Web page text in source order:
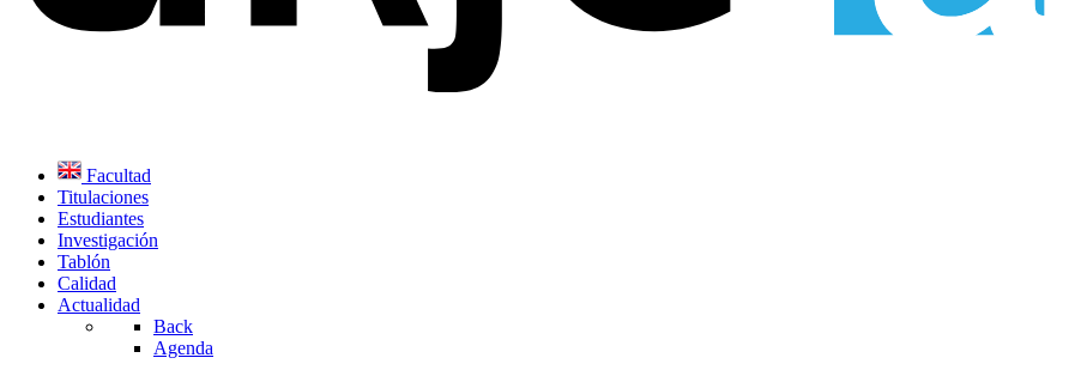
Facultad
Titulaciones
Estudiantes
Investigación
Tablón
Calidad
Actualidad
Back
Agenda